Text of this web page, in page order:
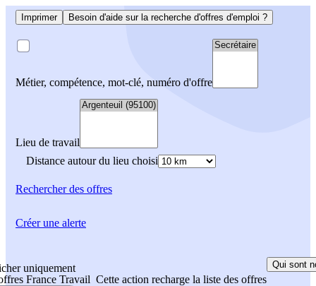
Imprimer Besoin d'aide sur la recherche d'offres d'emploi ?
Métier, compétence, mot-clé, numéro d'offre
Lieu de travail
Distance autour du lieu choisi
Rechercherdes offres
uniquement
France Travail Cette action recharge la liste des offres
Qui sont
Créer une alerte